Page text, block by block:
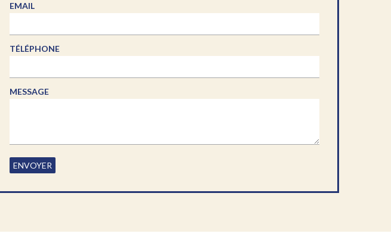
EMAIL
TÉLÉPHONE
MESSAGE
ENVOYER